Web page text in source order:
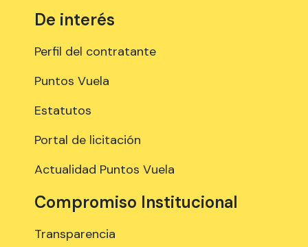
De interés
Perfil del contratante
Puntos Vuela
Estatutos
Portal de licitación
Actualidad Puntos Vuela
Compromiso Institucional
Transparencia